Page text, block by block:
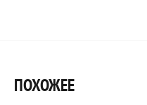
ПОХОЖЕЕ